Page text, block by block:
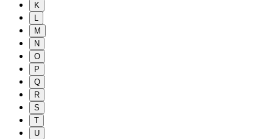
K
L
M
N
O
P
Q
R
S
T
U